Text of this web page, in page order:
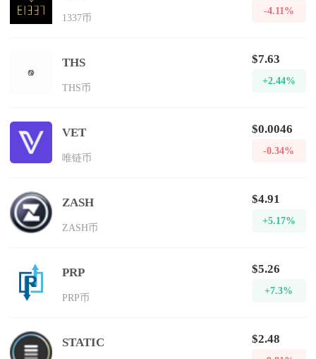
1337币
-4.11%
THS
THS币
$7.63
+2.44%
VET
唯链币
$0.0046
-0.34%
ZASH
ZASH币
$4.91
+5.17%
PRP
PRP币
$5.26
+7.3%
STATIC $2.48